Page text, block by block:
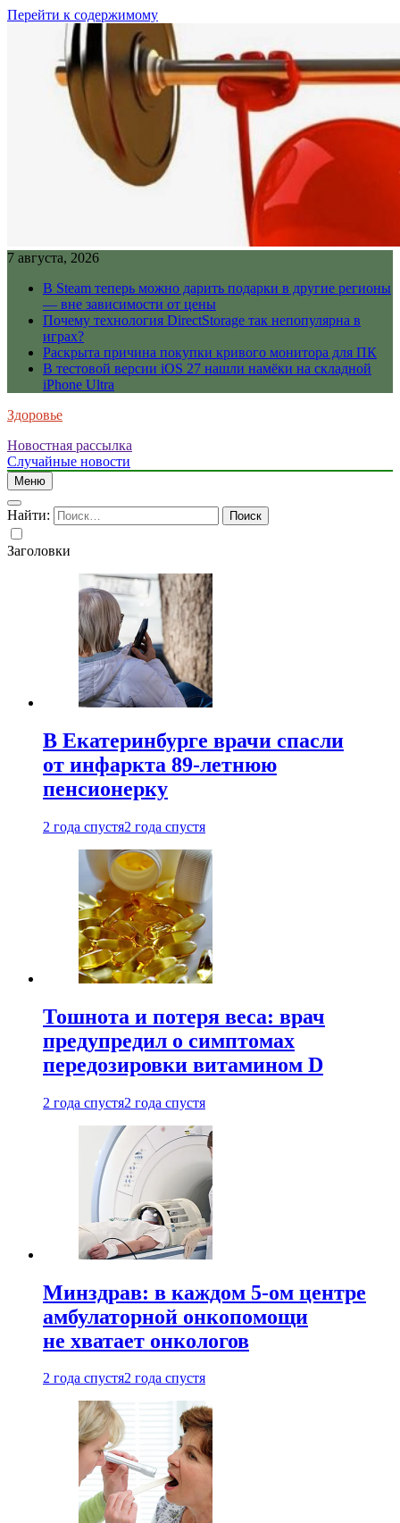
Перейти к содержимому
7 августа, 2026
В Steam теперь можно дарить подарки в другие регионы
— вне зависимости от цены
Почему технология DirectStorage так непопулярна в
играх?
Раскрыта причина покупки кривого монитора для ПК
В тестовой версии iOS 27 нашли намёки на складной
iPhone Ultra
Здоровье
Новостная рассылка
Случайные новости
Меню
Найти:
Заголовки
В Екатеринбурге врачи спасли
от инфаркта 89-летнюю
пенсионерку
2 года спустя2 года спустя
Тошнота и потеря веса: врач
предупредил о симптомах
передозировки витамином D
2 года спустя2 года спустя
Минздрав: в каждом 5-ом центре
амбулаторной онкопомощи
не хватает онкологов
2 года спустя2 года спустя